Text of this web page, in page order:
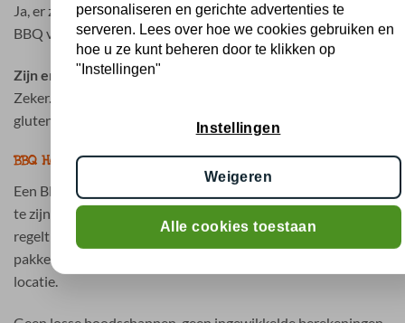
Ja, er zijn complete BBQ pakketten beschikbaar inclusief
BBQ vlees, salades, sauzen en brood.
Zijn er ook halal en vegetarische opties beschikbaar?
Zeker. BBQ Holland biedt diverse halal, vegetarische en
glutenvrije mogelijkheden voor groepen en evenementen.
BBQ Heerlen bestellen zonder zorgen
Een BBQ organiseren in Heerlen hoeft geen tijdrovende klus
te zijn. Met de complete BBQ pakketten van BBQ Holland
regelt u alles eenvoudig online. U kiest het gewenste BBQ
pakket, plaatst uw bestelling en ontvangt alles gekoeld op
locatie.
personaliseren en gerichte advertenties te
serveren. Lees over hoe we cookies gebruiken en
hoe u ze kunt beheren door te klikken op
"Instellingen"
Instellingen
Weigeren
Alle cookies toestaan